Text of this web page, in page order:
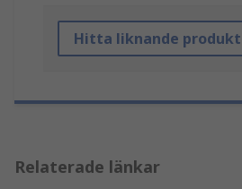
Hitta liknande
Relaterade länkar